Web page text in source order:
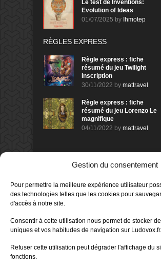
Gestion du consentement
Pour permettre la meilleure expérience utilisateur
des technologies telles que les cookies pour
d'accès à notre site.
Consentir à cette utilisation nous permet de stocker
uniques et vos habitudes de navigation sur Ludovox.fr.
Refuser cette utilisation peut dégrader l'affichage du
fonctions.
Le test de Inventions:
Evolution of Ideas
01/07/2025 by Ihmotep
RÈGLES EXPRESS
Règle express : fiche
résumé du jeu Twilight
Inscription
30/11/2022 by mattravel
Règle express : fiche
résumé du jeu Lorenzo Le
magnifique
04/11/2022 by mattravel
DERNIERS AVIS DES MEMBRES
Avis de
Sur le jeu Collect!
il y a 6 heures
Avis demorlockbob
Sur le jeu Detective Box -
Publié leil y a 1 jour